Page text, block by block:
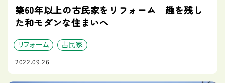
築60年以上の古民家をリフォーム 趣を残し
た和モダンな住まいへ
リフォーム 古民家
2022.09.26